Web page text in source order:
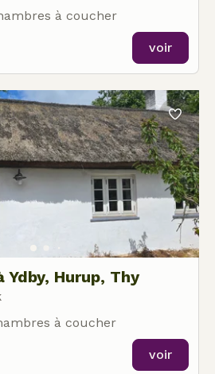
à coucher
voir
Ydby, Hurup, Thy
à coucher
voir